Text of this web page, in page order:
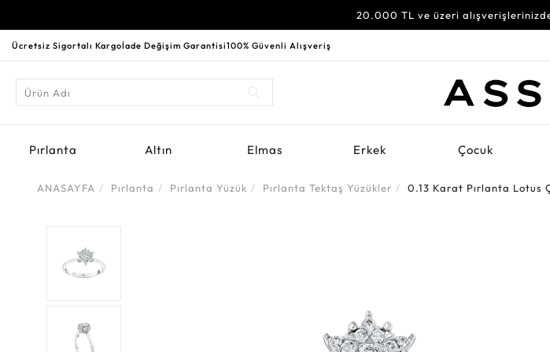
20.000 TL ve üzeri
Ücretsiz Sigortalı Kargoİade Değişim Garantisi100% Güvenli Alışveriş
Pırlanta Altın Elmas Erkek Çocuk
ANASAYFA Pırlanta Pırlanta Yüzük Pırlanta Tektaş Yüzükler 0.13 Karat Pırlanta Lotus